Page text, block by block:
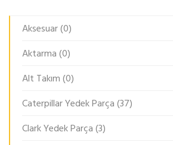
Aksesuar(0)
Aktarma(0)
Alt Takım(0)
Caterpillar Yedek Parça(37)
Clark Yedek Parça(3)